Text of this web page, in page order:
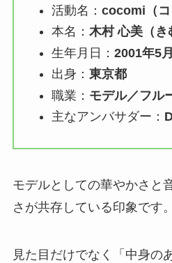
活動名： cocomi（コ
本名： 木村 心美（き
生年月日： 2001年5
出身： 東京都
職業： モデル／フル
主なアンバサダー：
モデルとしての華やかさと
さが共存している印象です。
見た目だけでなく「中身の